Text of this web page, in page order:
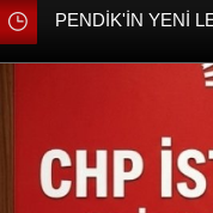
BİN KİŞİNİ MAAŞI
PENDİK'İN YENİ
BAŞKAN AHMET